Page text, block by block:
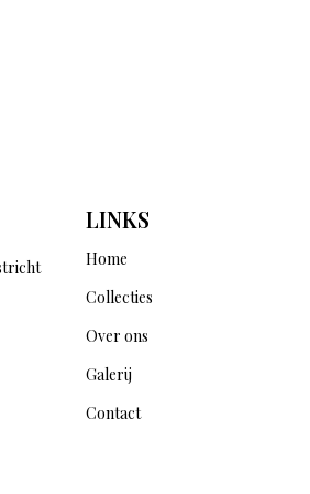
LINKS
Home
Collecties
Over ons
Galerij
Contact